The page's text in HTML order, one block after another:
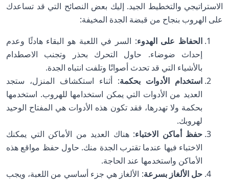
الاستراتيجي والتخطيط الجيد. إليك بعض النصائح التي قد تساعدك
على الهروب بنجاح من قبضة الجدة المخيفة:
الحفاظ على الهدوء: السر في اللعبة هو البقاء هادئًا وعدم
إحداث ضوضاء. حاول التحرك بحذر وتجنب الاصطدام
بالأشياء التي قد تحدث أصواتًا وتلفت انتباه الجدة.
استخدام الأدوات بحكمة: أثناء استكشاف المنزل، ستجد
العديد من الأدوات التي يمكن استخدامها للهروب. استخدمها
بحكمة ولا تهدرها، فقد تكون هذه الأدوات هي المفتاح الوحيد
لهروبك.
حفظ أماكن الاختباء: هناك العديد من الأماكن التي يمكنك
الاختباء فيها عندما تقترب الجدة منك. حاول حفظ مواقع هذه
الأماكن واستخدمها عند الحاجة.
حل الألغاز بسرعة: الألغاز هي جزء أساسي من اللعبة، ويجب